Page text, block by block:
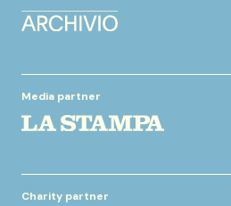
Media partner
Charity partner